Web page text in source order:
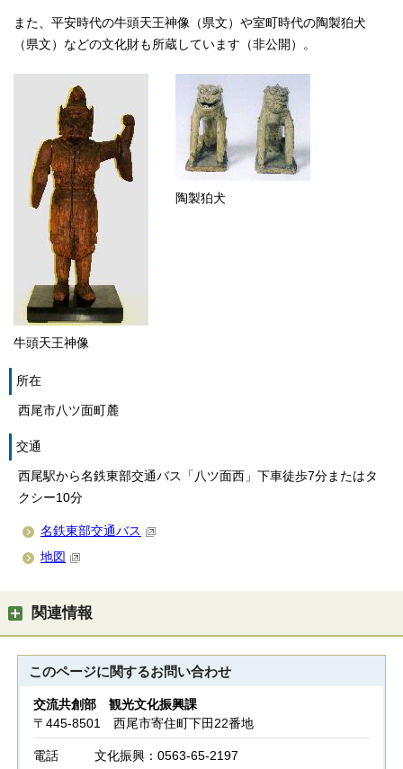
また、平安時代の牛頭天王神像（県文）や室町時代の陶製狛犬
（県文）などの文化財も所蔵しています（非公開）。
牛頭天王神像
陶製狛犬
所在
西尾市八ツ面町麓
交通
西尾駅から名鉄東部交通バス「八ツ面西」下車徒歩7分またはタ
クシー10分
名鉄東部交通バス
地図
関連情報
このページに関するお問い合わせ
交流共創部 観光文化振興課
〒445-8501 西尾市寄住町下田22番地
電話
文化振興：0563-65-2197